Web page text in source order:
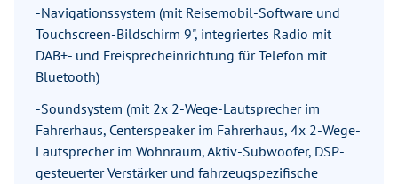
-Navigationssystem (mit Reisemobil-Software und
Touchscreen-Bildschirm 9", integriertes Radio mit
DAB+- und Freisprecheinrichtung für Telefon mit
Bluetooth)
-Soundsystem (mit 2x 2-Wege-Lautsprecher im
Fahrerhaus, Centerspeaker im Fahrerhaus, 4x 2-Wege-
Lautsprecher im Wohnraum, Aktiv-Subwoofer, DSP-
gesteuerter Verstärker und fahrzeugspezifische